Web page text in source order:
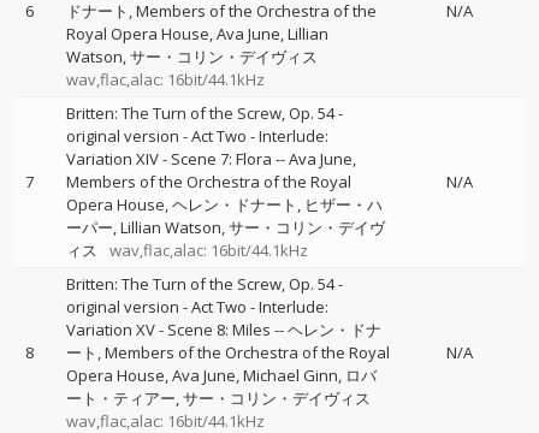
6
ドナート Members of the Orchestra of the
Royal Opera House Ava June Lillian
Watson サー・コリン・デイヴィス
wav,flac,alac: 16bit/44.1kHz
N/A
7
Britten: The Turn of the Screw, Op. 54 -
original version - Act Two - Interlude:
Variation XIV - Scene 7: Flora --Ava June
Members of the Orchestra of the Royal
Opera House ヘレン・ドナート
ヒザー・ハ
ーパー Lillian Watson サー・コリン・デイヴ
ィス
wav,flac,alac: 16bit/44.1kHz
N/A
8
Britten: The Turn of the Screw, Op. 54 -
original version - Act Two - Interlude:
Variation XV - Scene 8: Miles --ヘレン・ドナ
ート Members of the Orchestra of the Royal
Opera House Ava June Michael Ginn ロバ
ート・ティアー サー・コリン・デイヴィス
wav,flac,alac: 16bit/44.1kHz
N/A